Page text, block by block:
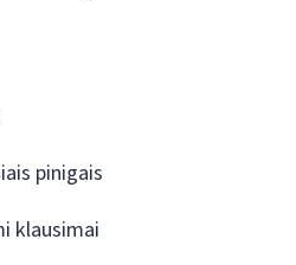
pinigais
klausimai